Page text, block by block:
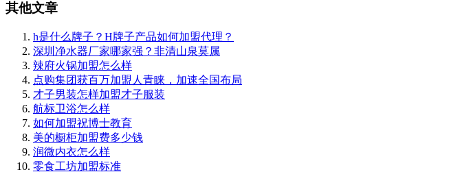
其他文章
h是什么牌子？H牌子产品如何加盟代理？
深圳净水器厂家哪家强？非清山泉莫属
辣府火锅加盟怎么样
点购集团获百万加盟人青睐，加速全国布局
才子男装怎样加盟才子服装
航标卫浴怎么样
如何加盟祝博士教育
美的橱柜加盟费多少钱
润微内衣怎么样
零食工坊加盟标准